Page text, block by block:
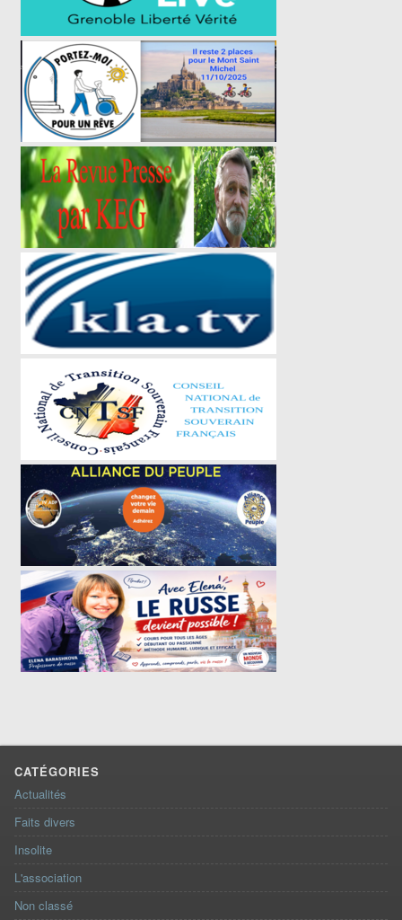
CATÉGORIES
Actualités
Faits divers
Insolite
L'association
Non classé